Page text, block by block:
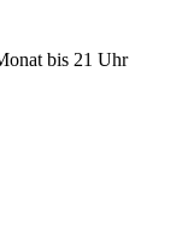
bis 21 Uhr